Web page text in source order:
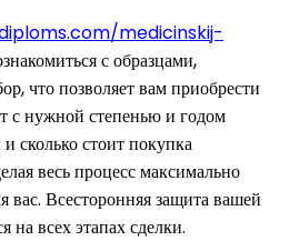
medicinskij-
с образцами,
что позволяет вам приобрести
с нужной степенью и годом
сколько стоит покупка
весь процесс максимально
Всесторонняя защита вашей
на всех этапах сделки.